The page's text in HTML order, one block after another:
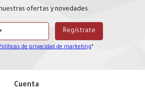
ofertas y novedades.
de privacidad de marketing*
Cuenta